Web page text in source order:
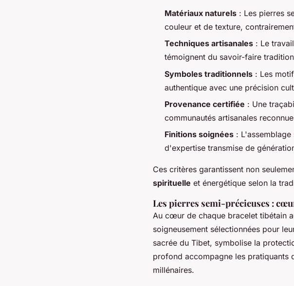
Matériaux naturels : Les pierres
couleur et de texture,
Techniques artisanales : Le
témoignent du savoir-faire
Symboles traditionnels : Les
authentique avec une précision
Provenance certifiée : Une
communautés artisanales
Finitions soignées :
d'expertise transmise de
Ces critères garantissent non
spirituelle et énergétique selon la
Les pierres semi-précieuses :
Au cœur de chaque bracelet tibétain
soigneusement sélectionnées pour
sacrée du Tibet, symbolise la
profond accompagne les pratiquants
millénaires.